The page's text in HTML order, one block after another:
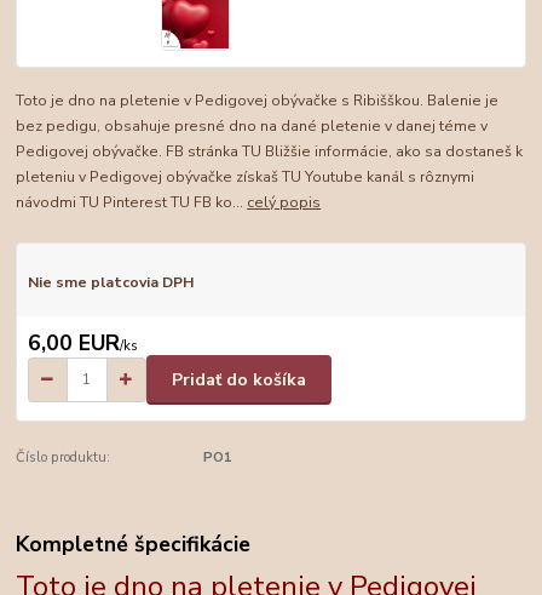
Toto je dno na pletenie v Pedigovej obývačke s Ribišškou. Balenie je
bez pedigu, obsahuje presné dno na dané pletenie v danej téme v
Pedigovej obývačke. FB stránka TU Bližšie informácie, ako sa dostaneš k
pleteniu v Pedigovej obývačke získaš TU Youtube kanál s rôznymi
návodmi TU Pinterest TU FB ko... celý popis
Nie sme platcovia DPH
6,00 EUR/ks
Pridať do košíka
Číslo produktu: PO1
Kompletné špecifikácie
Toto je dno na pletenie v Pedigovej